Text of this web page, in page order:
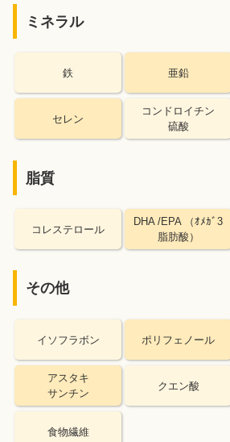
ミネラル
鉄 亜鉛
セレン
コンドロイチン
硫酸
脂質
コレステロール
DHA /EPA （ｵﾒｶﾞ3
脂肪酸）
その他
イソフラボン ポリフェノール
アスタキ
サンチン
クエン酸
食物繊維